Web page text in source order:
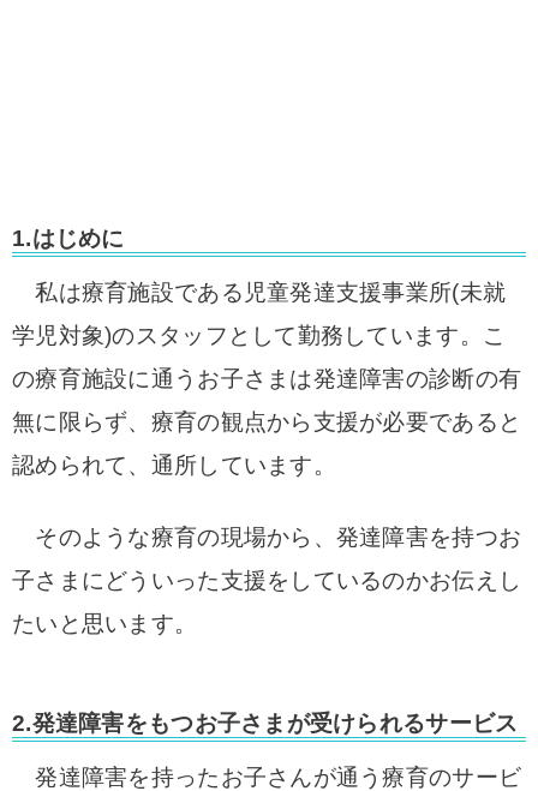
1.はじめに
私は療育施設である児童発達支援事業所(未就
学児対象)のスタッフとして勤務しています。
こ
の療育施設に通うお子さまは発達障害の診断の有
無に限らず、療育の観点から支援が必要であると
認められて、通所しています。
そのような療育の現場から、発達障害を持つお
子さまにどういった支援をしているのかお伝えし
たいと思います。
2.発達障害をもつお子さまが受けられるサービス
発達障害を持ったお子さんが通う療育のサービ